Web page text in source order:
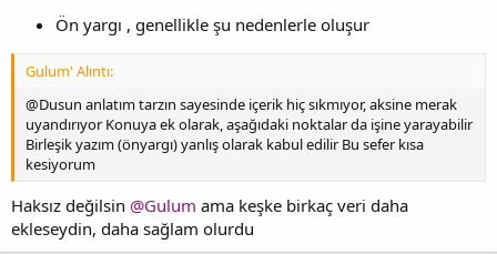
Ön yargı , genellikle şu nedenlerle oluşur
Gulum' Alıntı:
@Dusun anlatım tarzın sayesinde içerik hiç sıkmıyor, aksine merak
uyandırıyor Konuya ek olarak, aşağıdaki noktalar da işine yarayabilir
Birleşik yazım (önyargı) yanlış olarak kabul edilir Bu sefer kısa
kesiyorum
Haksız değilsin @Gulum ama keşke birkaç veri daha
ekleseydin, daha sağlam olurdu